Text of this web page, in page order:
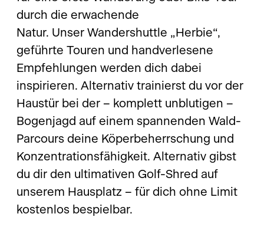
durch die erwachende
Natur. Unser Wandershuttle „Herbie“,
geführte Touren und handverlesene
Empfehlungen werden dich dabei
inspirieren. Alternativ trainierst du vor der
Haustür bei der – komplett unblutigen –
Bogenjagd auf einem spannenden Wald-
Parcours deine Köperbeherrschung und
Konzentrationsfähigkeit. Alternativ gibst
du dir den ultimativen Golf-Shred auf
unserem Hausplatz – für dich ohne Limit
kostenlos bespielbar.